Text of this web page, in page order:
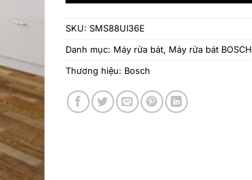
SKU: SMS88UI36E
Danh mục: Máy rửa bát, Máy rửa bát BOSCH
Thương hiệu: Bosch